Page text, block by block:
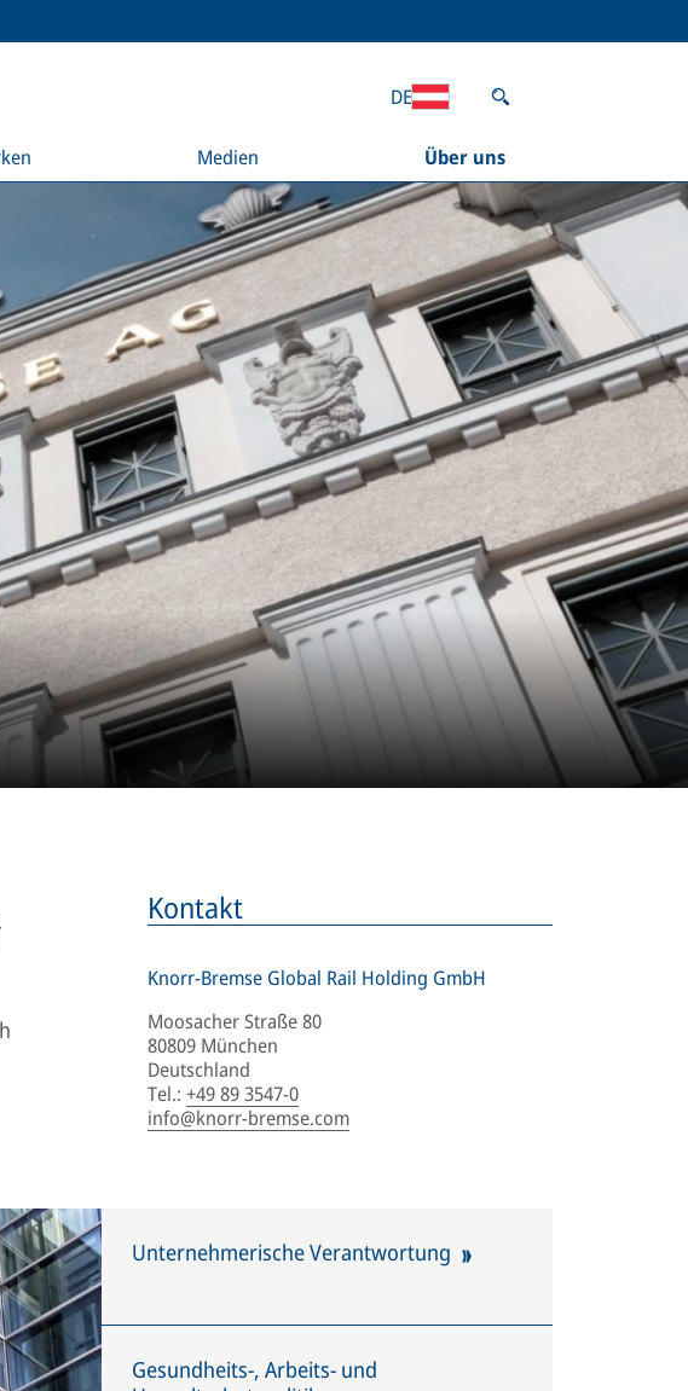
Medien Über uns
DE
Kontakt
Knorr-Bremse Global Rail Holding GmbH
Moosacher Straße 80
80809 München
Deutschland
Tel.: +49 89 3547-0
info@knorr-bremse.com
Unternehmerische Verantwortung
Gesundheits-, Arbeits- und